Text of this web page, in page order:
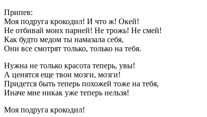
Припев:
Моя подруга крокодил! И что ж! Окей!
Не отбивай моих парней! Не трожь! Не смей!
Как будто медом ты намазала себя,
Они все смотрят только, только на тебя.
Нужна не только красота теперь, увы!
А ценятся еще твои мозги, мозги!
Придется быть теперь похожей тоже на тебя,
Иначе мне никак уже теперь нельзя!
Моя подруга крокодил!